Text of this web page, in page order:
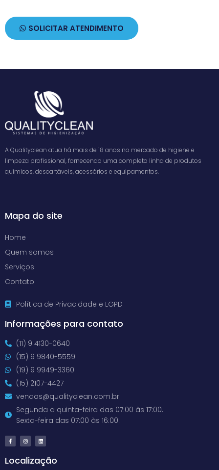
SOLICITAR ATENDIMENTO
A Qualityclean atua há mais de 18 anos no mercado de higiene e
limpeza profissional, fornecendo uma completa linha de produtos
químicos, descartáveis, acessórios e equipamentos.
Mapa do site
Home
Quem somos
Serviços
Contato
Política de Privacidade e LGPD
Informações para contato
(11) 9 4130-0640
(15) 9 9840-5559
(19) 9 9949-3360
(15) 2107-4427
vendas@qualityclean.com.br
Segunda a quinta-feira das 07:00 às 17:00.
Sexta-feira das 07:00 às 16:00.
Localização